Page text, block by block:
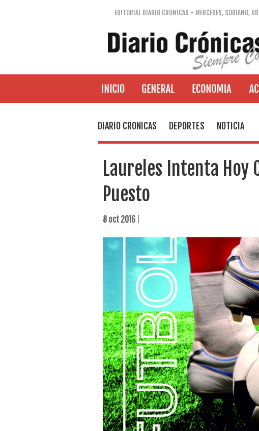
EDITORIAL DIARIO CRONICAS - MERCEDES, SORIANO,
DIARIO CRONICAS DEPORTES NOTICIA
Laureles Intenta Hoy
Puesto
8 oct 2016|